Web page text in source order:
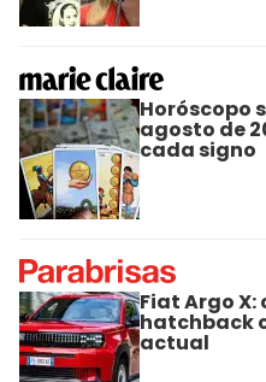
Horóscopo
agosto de
cada signo
Fiat Argo
hatchback
actual